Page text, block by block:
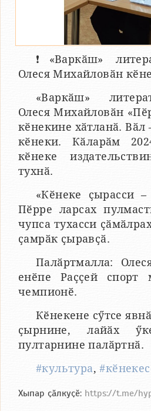
❗️«Варкӑш»
Олеся Михайловӑн
«Варкӑш»
Олеся Михайловӑн
кӗнекине хӑтланӑ.
кӗнеки. Кӑларӑм
кӗнеке
тухнӑ.
«Кӗнеке ҫырасси
Пӗрре ларсах
чупса тухасси
ҫамрӑк ҫыравҫӑ.
Палӑртмалла:
енӗпе Раҫҫей спорт
чемпионӗ.
Кӗнекене сӳтсе
ҫырнине, лайӑх
пултарнине палӑртнӑ.
#культура,
Хыпар ҫӑлкуҫӗ: https://t.me/